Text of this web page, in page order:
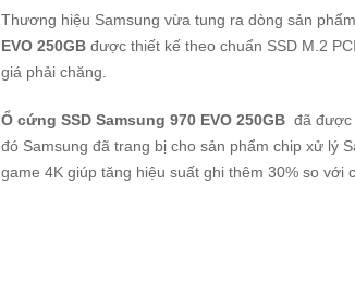
Thương hiệu Samsung vừa tung ra dòng sản phẩm
EVO 250GB được thiết kế theo chuẩn SSD M.2
giá phải chăng.
Ổ cứng SSD Samsung 970 EVO 250GB đã được
đó Samsung đã trang bị cho sản phẩm chip xử lý
game 4K giúp tăng hiệu suất ghi thêm 30% so